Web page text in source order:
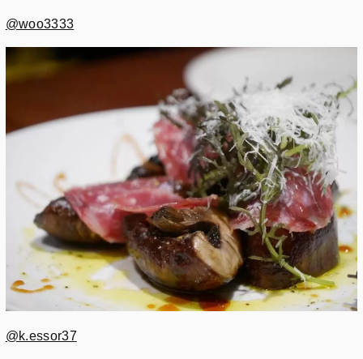
@woo3333
@k.essor37